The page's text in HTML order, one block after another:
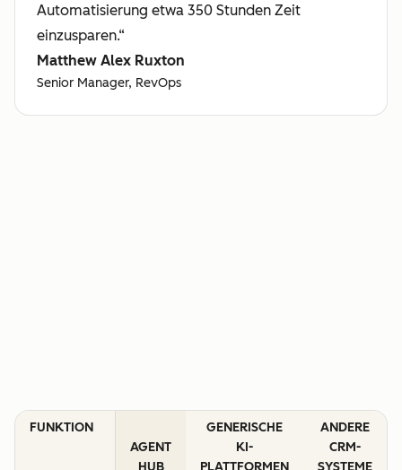
Automatisierung etwa 350 Stunden Zeit
einzusparen.“
Matthew Alex Ruxton
Senior Manager, RevOps
FUNKTION
AGENT
HUB
GENERISCHE
KI-
PLATTFORMEN
ANDERE
CRM-
SYSTEME